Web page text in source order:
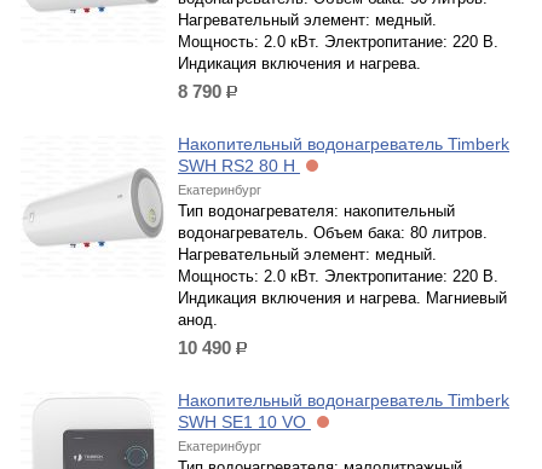
Нагревательный элемент: медный.
Мощность: 2.0 кВт. Электропитание: 220 В.
Индикация включения и нагрева.
8 790 р.
Накопительный водонагреватель Timberk
SWH RS2 80 H
Екатеринбург
Тип водонагревателя: накопительный
водонагреватель. Объем бака: 80 литров.
Нагревательный элемент: медный.
Мощность: 2.0 кВт. Электропитание: 220 В.
Индикация включения и нагрева. Магниевый
анод.
10 490 р.
Накопительный водонагреватель Timberk
SWH SE1 10 VO
Екатеринбург